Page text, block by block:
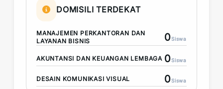
DOMISILI TERDEKAT
MANAJEMEN PERKANTORAN DAN
LAYANAN BISNIS
0Siswa
AKUNTANSI DAN KEUANGAN LEMBAGA 0Siswa
DESAIN KOMUNIKASI VISUAL 0Siswa